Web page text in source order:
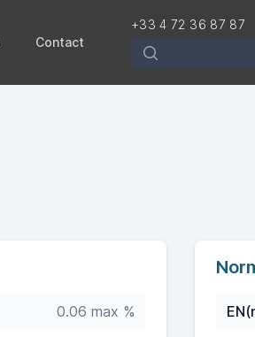
Contact
+33 4 72 36 87 87
Rechercher
0.06 max %